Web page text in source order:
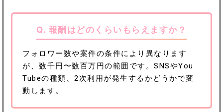
officeschneider
harutakatamachi
sieglindetejima
sieglindetejima
YouTube
Q. 報酬はどのくらいもらえますか？
フォロワー数や案件の条件により異なります
が、数千円〜数百万円の範囲です。 SNSやYou
Tubeの種類、2次利用が発生するかどうかで変
動します。